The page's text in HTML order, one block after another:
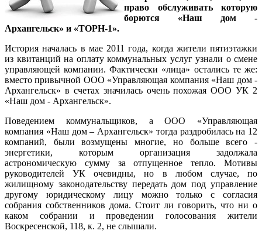
право обслуживать которую
борются «Наш дом -
Архангельск» и «ТОРН-1».
История началась в мае 2011 года, когда жители пятиэтажки
из квитанций на оплату коммунальных услуг узнали о смене
управляющей компании. Фактически «лица» остались те же:
вместо привычной ООО «Управляющая компания «Наш дом -
Архангельск» в счетах значилась очень похожая ООО УК 2
«Наш дом - Архангельск».
Поведением коммунальщиков, а ООО «Управляющая
компания «Наш дом – Архангельск» тогда раздробилась на 12
компаний, были возмущены многие, но больше всего -
энергетики, которым организация задолжала
астрономическую сумму за отпущенное тепло. Мотивы
руководителей УК очевидны, но в любом случае, по
жилищному законодательству передать дом под управление
другому юридическому лицу можно только с согласия
собрания собственников дома. Стоит ли говорить, что ни о
каком собрании и проведении голосования жители
Воскресенской, 118, к. 2, не слышали.